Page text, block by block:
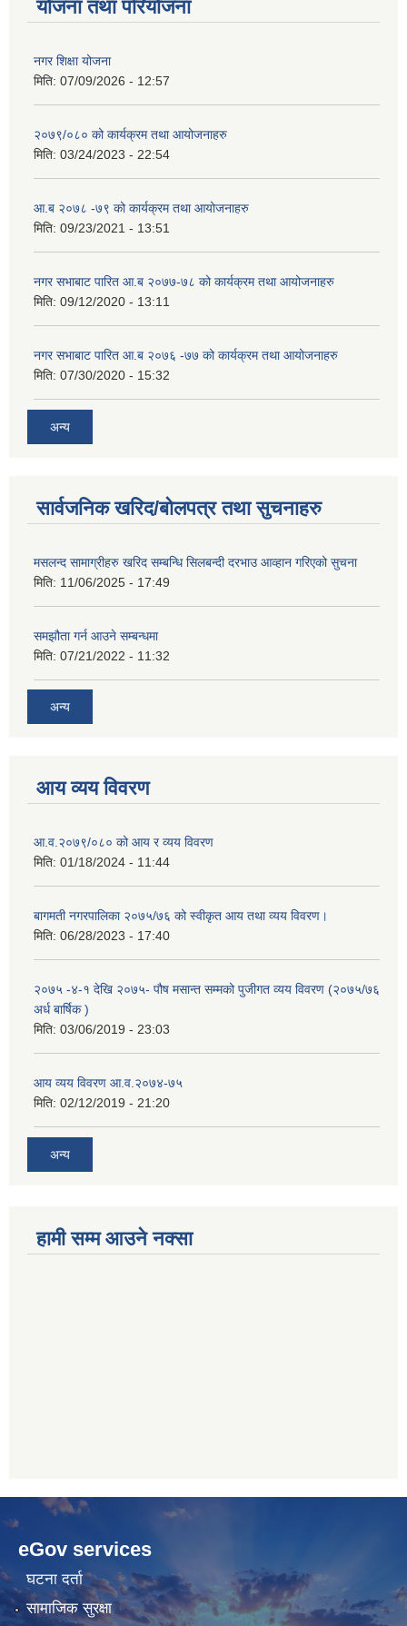
योजना तथा परियोजना
नगर शिक्षा योजना
मिति: 07/09/2026 - 12:57
२०७९/०८० को कार्यक्रम तथा आयोजनाहरु
मिति: 03/24/2023 - 22:54
आ.ब २०७८ -७९ को कार्यक्रम तथा आयोजनाहरु
मिति: 09/23/2021 - 13:51
नगर सभाबाट पारित आ.ब २०७७-७८ को कार्यक्रम तथा आयोजनाहरु
मिति: 09/12/2020 - 13:11
नगर सभाबाट पारित आ.ब २०७६ -७७ को कार्यक्रम तथा आयोजनाहरु
मिति: 07/30/2020 - 15:32
अन्य
सार्वजनिक खरिद/बोलपत्र तथा सुचनाहरु
मसलन्द सामाग्रीहरु खरिद सम्बन्धि सिलबन्दी दरभाउ आव्हान गरिएको सुचना
मिति: 11/06/2025 - 17:49
समझौता गर्न आउने सम्बन्धमा
मिति: 07/21/2022 - 11:32
अन्य
आय व्यय विवरण
आ.व.२०७९/०८० को आय र व्यय विवरण
मिति: 01/18/2024 - 11:44
बागमती नगरपालिका २०७५/७६ को स्वीकृत आय तथा व्यय विवरण।
मिति: 06/28/2023 - 17:40
२०७५ -४-१ देखि २०७५- पौष मसान्त सम्मको पुजीगत व्यय विवरण (२०७५/७६
अर्ध बार्षिक )
मिति: 03/06/2019 - 23:03
आय व्यय विवरण आ.व.२०७४-७५
मिति: 02/12/2019 - 21:20
अन्य
हामी सम्म आउने नक्सा
betwild
cratosroyalbet
bahis
siteleri
hdasianporns.net
lunadark.org
bahis
siteleri
eGov services
घटना दर्ता
सामाजिक सुरक्षा